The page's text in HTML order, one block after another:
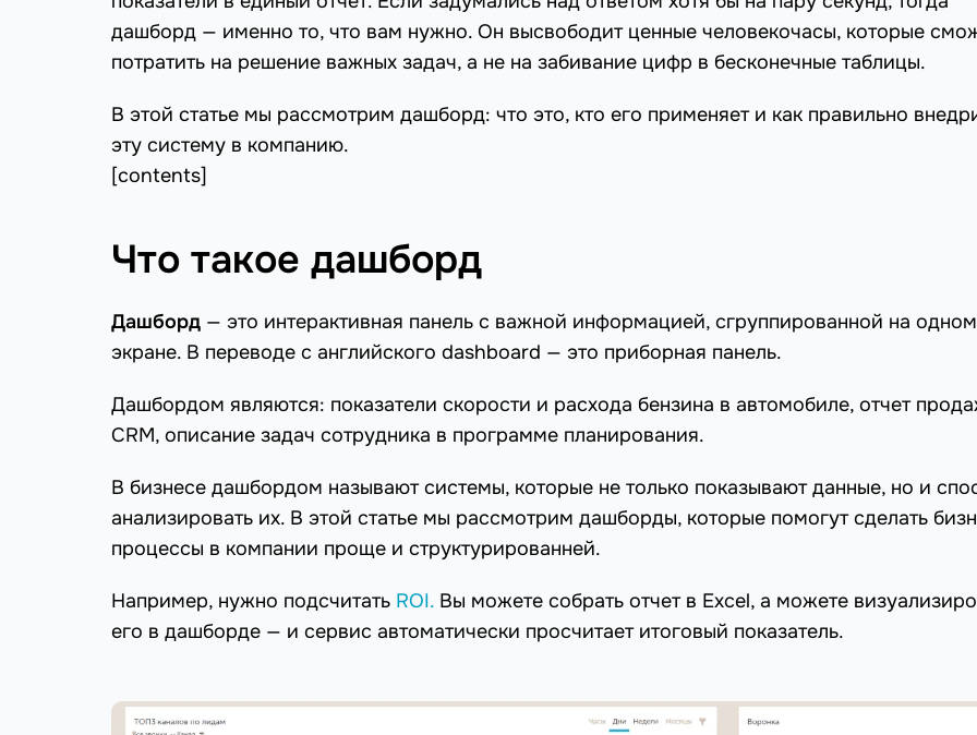
дашборд — именно то, что вам нужно. Он высвободит ценные человекочасы, которые
потратить на решение важных задач, а не на забивание цифр в бесконечные таблицы.
В этой статье мы рассмотрим дашборд: что это, кто его применяет и как правильно
эту систему в компанию.
[contents]
Что такое дашборд
Дашборд — это интерактивная панель с важной информацией, сгруппированной на одном
экране. В переводе с английского dashboard — это приборная панель.
Дашбордом являются: показатели скорости и расхода бензина в автомобиле, отчет
CRM, описание задач сотрудника в программе планирования.
В бизнесе дашбордом называют системы, которые не только показывают данные, но и
анализировать их. В этой статье мы рассмотрим дашборды, которые помогут сделать
процессы в компании проще и структурированней.
Например, нужно подсчитать ROI. Вы можете собрать отчет в Excel, а можете
его в дашборде — и сервис автоматически просчитает итоговый показатель.